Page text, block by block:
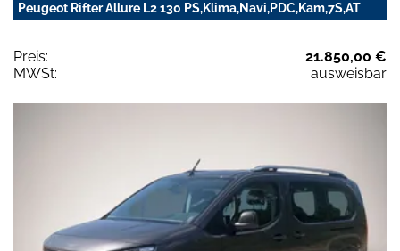
Peugeot Rifter Allure L2 130 PS,Klima,Navi,PDC,Kam,7S,AT
Preis:
21.850,00 €
MWSt:
ausweisbar